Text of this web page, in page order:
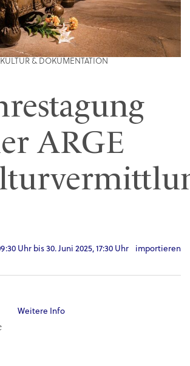
KULTUR & DOKUMENTATION
ARGE
Uhr bis 30. Juni 2025, 17:30 Uhr importieren
Weitere Info